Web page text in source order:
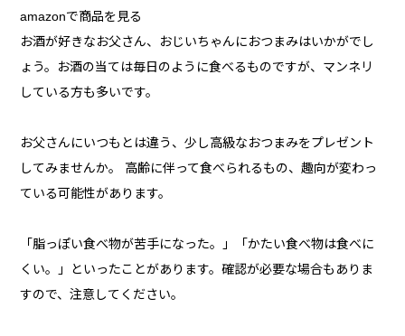
amazonで商品を見る
お酒が好きなお父さん、おじいちゃんにおつまみはいかがでし
ょう。お酒の当ては毎日のように食べるものですが、マンネリ
している方も多いです。
お父さんにいつもとは違う、少し高級なおつまみをプレゼント
してみませんか。 高齢に伴って食べられるもの、趣向が変わっ
ている可能性があります。
「脂っぽい食べ物が苦手になった。」「かたい食べ物は食べに
くい。」といったことがあります。確認が必要な場合もありま
すので、注意してください。